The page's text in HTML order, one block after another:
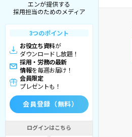
エンが提供する
採用担当のためのメディア
3つのポイント
お役立ち資料が
ダウンロードし放題！
採用・労務の最新
情報を毎週お届け！
会員限定
プレゼントも！
会員登録（無料）
ログインはこちら